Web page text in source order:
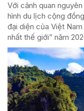
Với cảnh quan
hình du lịch cộng
đại diện của Việt
nhất thế giới” năm